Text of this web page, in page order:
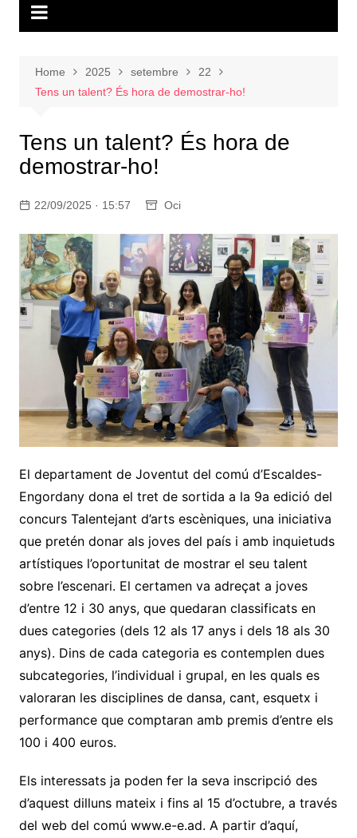
Home 2025 setembre
22
Tens un talent? És hora de demostrar-ho!
Tens un talent? És hora de
demostrar-ho!
22/09/2025 · 15:57 Oci
El departament de Joventut del comú d’Escaldes-
Engordany dona el tret de sortida a la 9a edició del
concurs Talentejant d’arts escèniques, una iniciativa
que pretén donar als joves del país i amb inquietuds
artístiques l’oportunitat de mostrar el seu talent
sobre l’escenari. El certamen va adreçat a joves
d’entre 12 i 30 anys, que quedaran classificats en
dues categories (dels 12 als 17 anys i dels 18 als 30
anys). Dins de cada categoria es contemplen dues
subcategories, l’individual i grupal, en les quals es
valoraran les disciplines de dansa, cant, esquetx i
performance que comptaran amb premis d’entre els
100 i 400 euros.
Els interessats ja poden fer la seva inscripció des
d’aquest dilluns mateix i fins al 15 d’octubre, a través
del web del comú www.e-e.ad. A partir d’aquí,